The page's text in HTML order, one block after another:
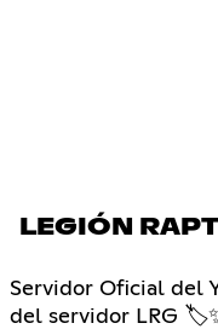
LEGIÓN
Servidor Oficial del
del servidor LRG